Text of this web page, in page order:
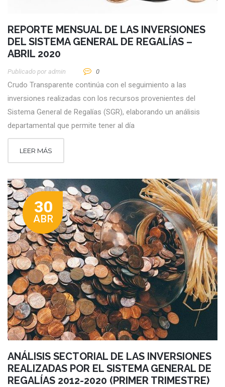
REPORTE MENSUAL DE LAS INVERSIONES
DEL SISTEMA GENERAL DE REGALÍAS –
ABRIL 2020
Publicado por Admin 0
Crudo Transparente continúa con el seguimiento a las
inversiones realizadas con los recursos provenientes del
Sistema General de Regalías (SGR), elaborando un análisis
departamental que permite tener al día
LEER MÁS
30
ABR
ANÁLISIS SECTORIAL DE LAS INVERSIONES
REALIZADAS POR EL SISTEMA GENERAL DE
REGALÍAS 2012-2020 (PRIMER TRIMESTRE)